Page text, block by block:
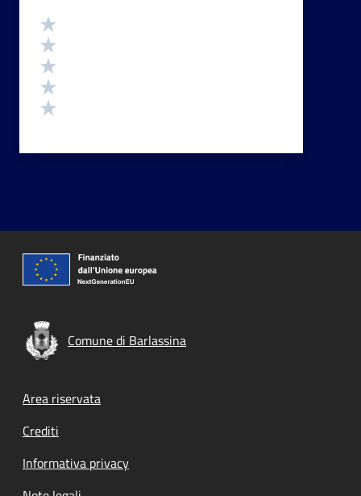
Valutazione
Comune di Barlassina
Footer menu
Area riservata
Crediti
Informativa privacy